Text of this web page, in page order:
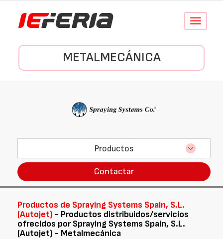
Conmutar
METALMECÁNICA
Productos
Contactar
Productos de Spraying Systems Spain, S.L.
(Autojet) - Productos distribuidos/servicios
ofrecidos por Spraying Systems Spain, S.L.
(Autojet) - Metalmecánica